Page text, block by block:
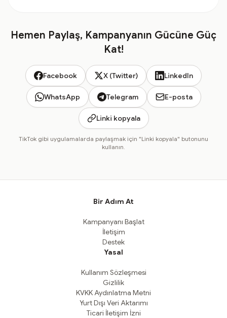
Hemen Paylaş, Kampanyanın Gücüne Güç
Kat!
Facebook X (Twitter) LinkedIn
WhatsApp Telegram E-posta
Linki kopyala
TikTok gibi uygulamalarda paylaşmak için "Linki kopyala" butonunu
kullanın.
Bir Adım At
Kampanyanı Başlat
İletişim
Destek
Yasal
Kullanım Sözleşmesi
Gizlilik
KVKK Aydınlatma Metni
Yurt Dışı Veri Aktarımı
Ticari İletişim İzni